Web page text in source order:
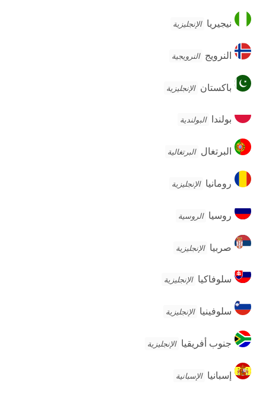
نيجيريا
نيجيريا الإنجليزية
النرويج
النرويج النرويجية
باكستان
باكستان الإنجليزية
بولندا
بولندا البولندية
البرتغال
البرتغال البرتغالية
رومانيا
رومانيا الإنجليزية
روسيا
روسيا الروسية
صربيا
صربيا الإنجليزية
سلوفاكيا
سلوفاكيا الإنجليزية
سلوفينيا
سلوفينيا الإنجليزية
جنوب
أفريقيا
جنوب أفريقيا الإنجليزية
إسبانيا
إسبانيا الإسبانية